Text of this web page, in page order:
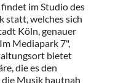
im Studio des
statt, welches sich
Köln, genauer
Mediapark 7",
bietet
die es den
Musik hautnah